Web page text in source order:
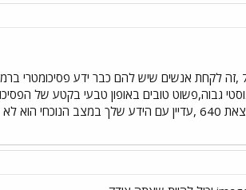
גבוה,פשוט טובים באופון טבעי בקטע של
לא השקעת דקתה והוצאת 640 ,עדיין עם הידע שלך